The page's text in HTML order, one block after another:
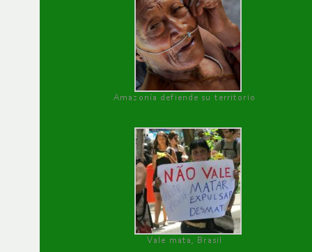
Amazonía defiende su territorio
Vale mata, Brasil